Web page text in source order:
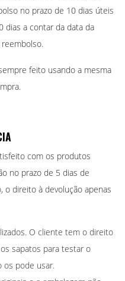
no prazo de 10 dias úteis
dias a contar da data da
feito usando a mesma
com os produtos
no prazo de 5 dias de
o direito à devolução apenas
O cliente tem o direito
sapatos para testar o
os pode usar.